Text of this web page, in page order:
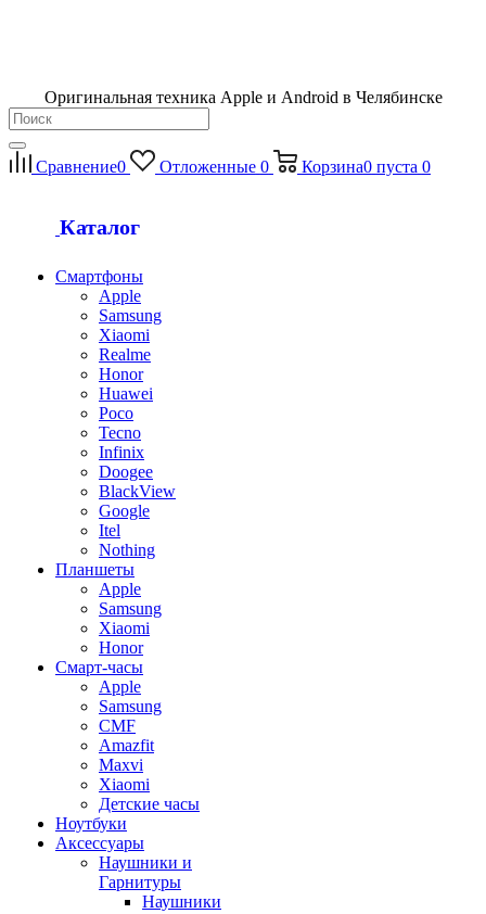
Оригинальная техника Apple и Android в Челябинске
Сравнение0 Отложенные 0 Корзина0 пуста 0
Каталог
Смартфоны
Apple
Samsung
Xiaomi
Realme
Honor
Huawei
Poco
Tecno
Infinix
Doogee
BlackView
Google
Itel
Nothing
Планшеты
Apple
Samsung
Xiaomi
Honor
Смарт-часы
Apple
Samsung
CMF
Amazfit
Maxvi
Xiaomi
Детские часы
Ноутбуки
Аксессуары
Наушники и
Гарнитуры
Наушники